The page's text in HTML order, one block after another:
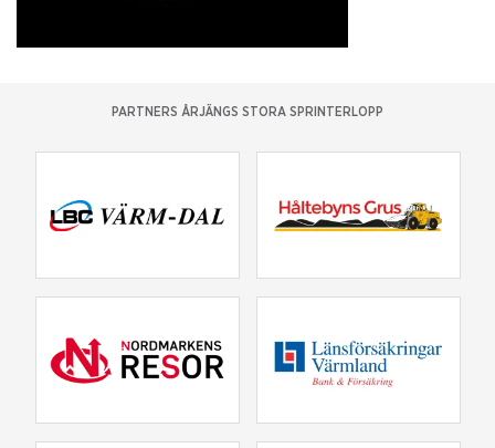
PARTNERS ÅRJÄNGS STORA SPRINTERLOPP